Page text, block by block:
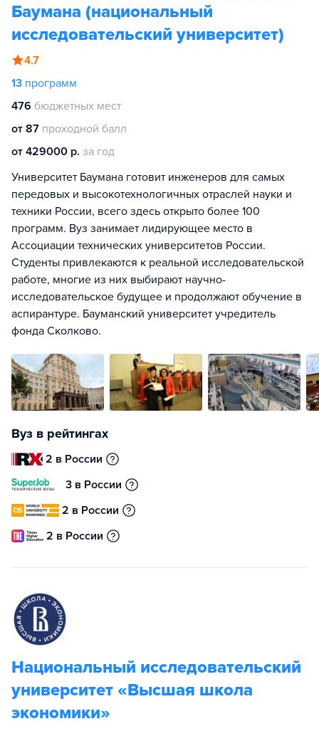
Баумана (национальный
исследовательский университет)
4.7
13 программ
476 бюджетных мест
от 87 проходной балл
от 429000 р. за год
Университет Баумана готовит инженеров для самых
передовых и высокотехнологичных отраслей науки и
техники России, всего здесь открыто более 100
программ. Вуз занимает лидирующее место в
Ассоциации технических университетов России.
Студенты привлекаются к реальной исследовательской
работе, многие из них выбирают научно-
исследовательское будущее и продолжают обучение в
аспирантуре. Бауманский университет учредитель
фонда Сколково.
Вуз в рейтингах
2 в России
3 в России
2 в России
2 в России
Национальный исследовательский
университет «Высшая школа
экономики»